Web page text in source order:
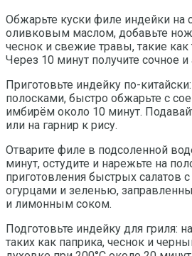
Обжарьте куски филе индейки на
оливковым маслом, добавьте
чеснок и свежие травы, такие
Через 10 минут получите сочное
Приготовьте индейку по-
полосками, быстро обжарьте с
имбирём около 10 минут.
или на гарнир к рису.
Отварите филе в подсоленной
минут, остудите и нарежьте на
приготовления быстрых салатов
огурцами и зеленью,
и лимонным соком.
Подготовьте индейку для гриля:
таких как паприка, чеснок и